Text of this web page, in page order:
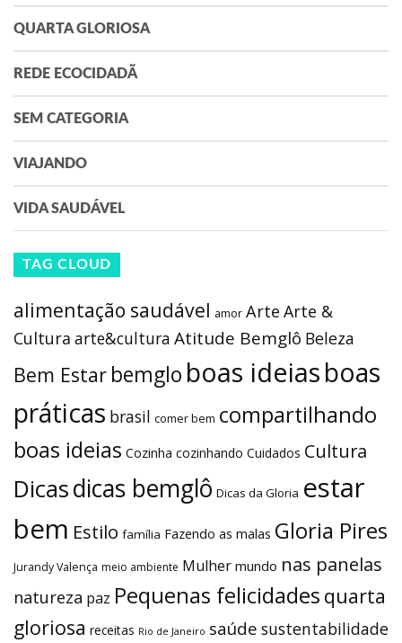
QUARTA GLORIOSA
REDE ECOCIDADÃ
SEM CATEGORIA
VIAJANDO
VIDA SAUDÁVEL
TAG CLOUD
alimentação saudável amor Arte Arte &
Cultura arte&cultura Atitude Bemglô Beleza
Bem Estar bemglo boas ideiasboas
práticas brasil comer bem compartilhando
boas ideias Cozinha cozinhando Cuidados Cultura
Dicasdicas bemglô Dicas da Gloria estar
bem Estilo família Fazendo as malas Gloria Pires
Jurandy Valença meio ambiente Mulher mundo nas panelas
natureza paz Pequenas felicidades quarta
gloriosa receitas Rio de Janeiro saúde sustentabilidade